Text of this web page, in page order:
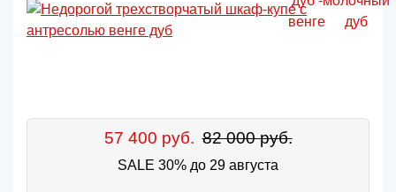
57 400 руб. 82 000 руб.
SALE 30% до 29 августа